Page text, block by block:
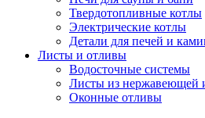
Твердотопливные котлы
Электрические котлы
Детали для печей и
Листы и отливы
Водосточные системы
Листы из нержавеющей
Оконные отливы